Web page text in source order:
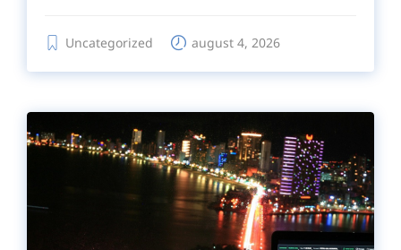
Uncategorized august 4, 2026